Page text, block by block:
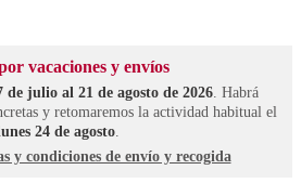
vacaciones y envíos
de julio al 21 de agosto de 2026 . Habrá
y retomaremos la actividad habitual el
24 de agosto.
y condiciones de envío y recogida